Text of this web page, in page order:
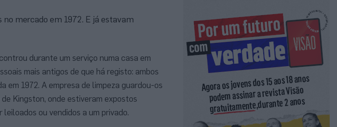
mercado em 1972. E já estavam
durante um serviço numa casa em
mais antigos de que há registo: ambos
em 1972. A empresa de limpeza guardou-os
Kingston, onde estiveram expostos
ou vendidos a um privado.